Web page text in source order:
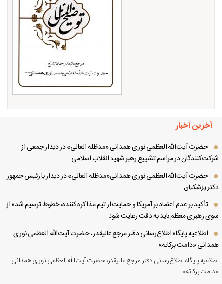
آخرین اخبار
حضرت آیت‌الله العظمی نوری همدانی «مدظله العالی» در دیدار جمعی از
در مراسم تشییع رهبر شهید انقلاب اسلامی
حضرت آیت‌الله العظمی نوری همدانی«مدظله العالی» در دیدار با رئیس جمهور
پزشکیان:
تأکید بر عدم اعتماد بر آمریکا و حمایت از تیم مذاکره کننده، خطوط ترسیم شده از
رهبری معظم باید به دقت رعایت شود
اطلاعیه پایگاه اطلاع‌رسانی دفتر مرجع عالیقدر، حضرت آیت‌الله العظمی نوری
«دامت برکاته»
پایگاه اطلاع‌رسانی دفتر مرجع عالیقدر، حضرت آیت‌الله العظمی نوری همدانی
برکاته»